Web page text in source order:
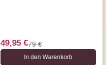
49,95 €79 €
In den Warenkorb